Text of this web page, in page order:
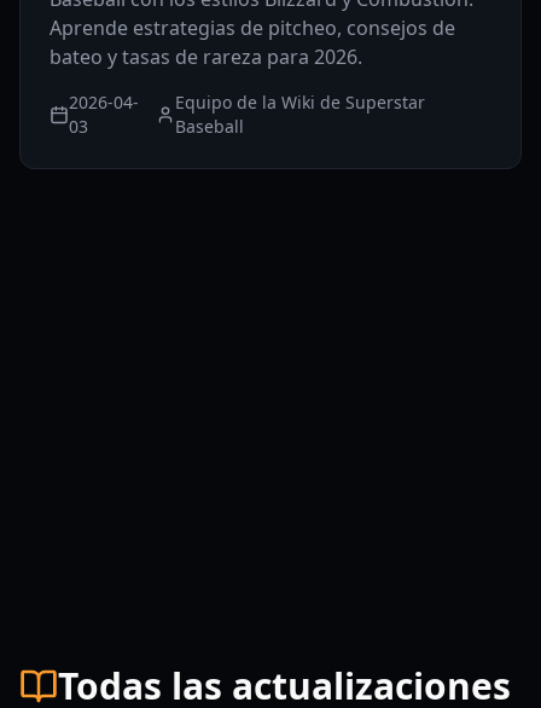
Aprende estrategias de pitcheo, consejos de
bateo y tasas de rareza para 2026.
2026-04-
03
Equipo de la Wiki de Superstar
Baseball
Todas las actualizaciones